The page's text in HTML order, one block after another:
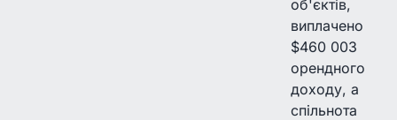
об'єктів,
виплачено
$460 003
орендного
доходу, а
спільнота